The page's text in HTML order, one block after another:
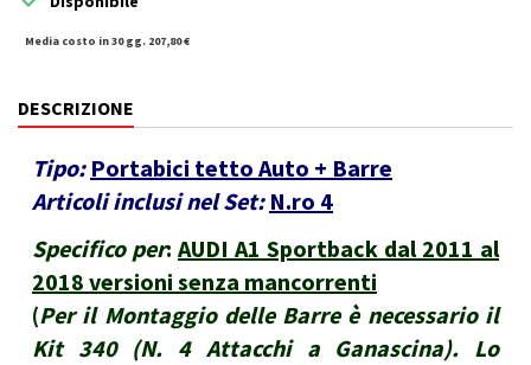
Media costo in 30 gg. 207,80 €
DESCRIZIONE
Tipo: Portabici tetto Auto + Barre
Articoli inclusi nel Set: N.ro 4
Specifico per: AUDI A1 Sportback dal 2011 al
2018 versioni senza mancorrenti
(Per il Montaggio delle Barre è necessario il
Kit 340 (N. 4 Attacchi a Ganascina). Lo